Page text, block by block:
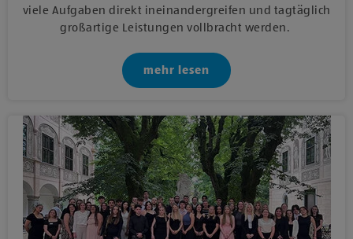
viele Aufgaben direkt ineinandergreifen und tagtäglich
großartige Leistungen vollbracht werden.
mehr lesen